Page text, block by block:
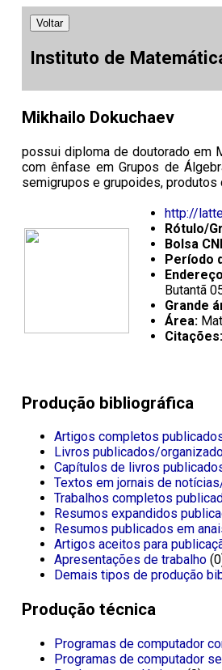
Voltar
Instituto de
Mikhailo Dokuchaev
possui diploma de doutorado em
com ênfase em Grupos de
semigrupos e grupoides,
http://
Rótulo/
Bolsa
Período
Butantã
Grande
Área:
Citações:
Produção bibliográfica
Artigos completos
Livros publicados/
Capítulos de livros
Textos em jornais de
Trabalhos completos
Resumos expandidos
Resumos publicados em
Artigos aceitos para
Apresentações de trabalho
Demais tipos de produção
Produção técnica
Programas de computador
Programas de computador